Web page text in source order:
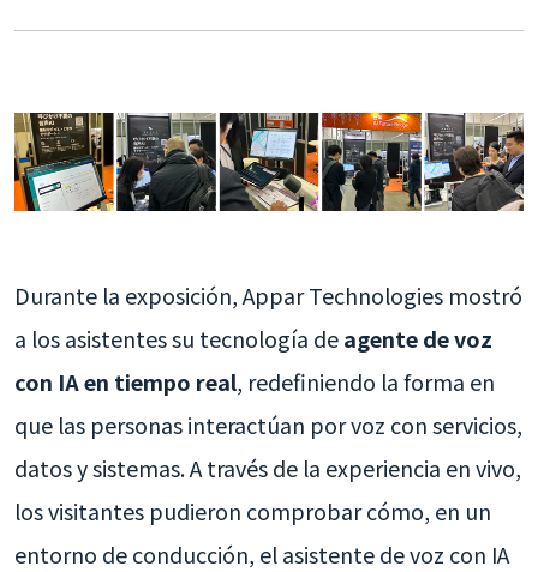
Durante la exposición, Appar Technologies mostró
a los asistentes su tecnología deagente de voz
con IA en tiempo real, redefiniendo la forma en
que las personas interactúan por voz con servicios,
datos y sistemas. A través de la experiencia en vivo,
los visitantes pudieron comprobar cómo, en un
entorno de conducción, el asistente de voz con IA